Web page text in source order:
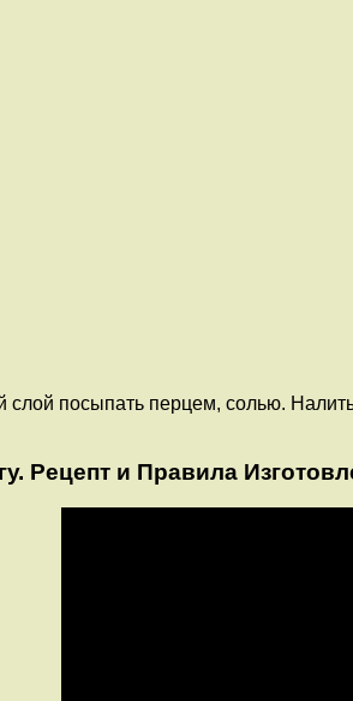
слой посыпать перцем, солью.
Рецепт и Правила